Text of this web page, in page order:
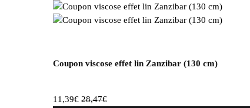
Coupon viscose effet lin Zanzibar (130 cm)
11,39€ 28,47€